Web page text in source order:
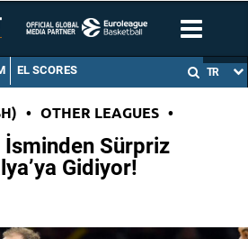
EL SCORES TR
• OTHER LEAGUES •
İsminden Sürpriz
Gidiyor!